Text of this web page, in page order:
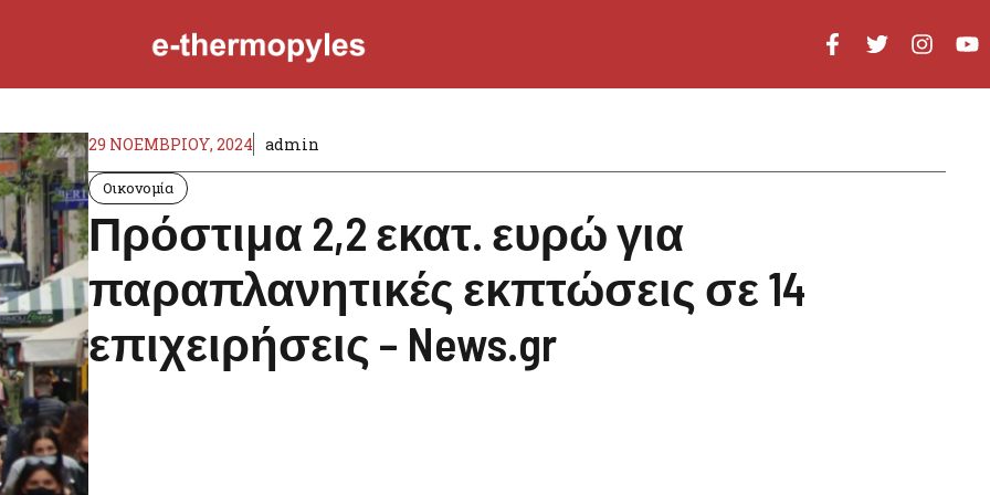
29 ΝΟΕΜΒΡΊΟΥ, 2024 admin
Οικονομία
Πρόστιμα 2,2 εκατ. ευρώ για
παραπλανητικές εκπτώσεις σε 14
επιχειρήσεις – News.gr